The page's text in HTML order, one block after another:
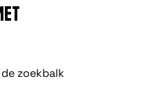
zoekbalk